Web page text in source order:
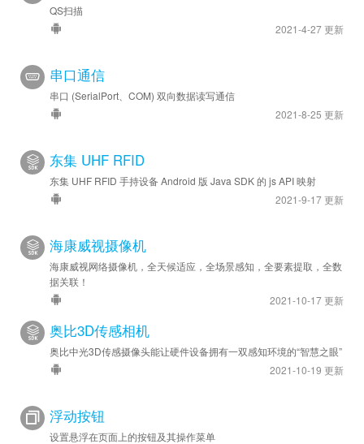
QS扫描
2021-4-27 更新
串口通信
串口 (SerialPort、COM) 双向数据读写通信
2021-8-25 更新
东集 UHF RFID
东集 UHF RFID 手持设备 Android 版 Java SDK 的 js API 映射
2021-9-17 更新
海康威视摄像机
海康威视网络摄像机，全天候适应，全场景感知，全要素提取，全数
据关联！
2021-10-17 更新
奥比3D传感相机
奥比中光3D传感摄像头能让硬件设备拥有一双感知环境的“智慧之眼”
2021-10-19 更新
浮动按钮
设置悬浮在页面上的按钮及其操作菜单